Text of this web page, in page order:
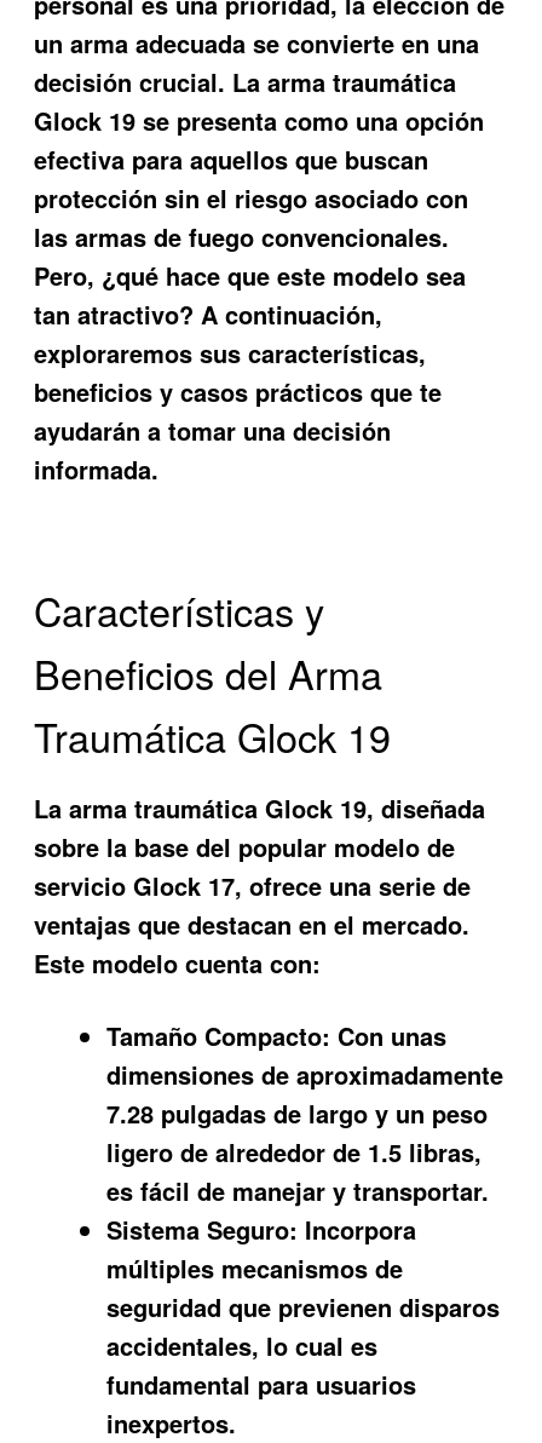
un arma adecuada se convierte en una
decisión crucial. Laarma traumática
Glock 19 se presenta como una opción
efectiva para aquellos que buscan
protección sin el riesgo asociado con
las armas de fuego convencionales.
Pero, ¿qué hace que este modelo sea
tan atractivo? A continuación,
exploraremos sus características,
beneficios y casos prácticos que te
ayudarán a tomar una decisión
informada.
Características y
Beneficios del Arma
Traumática Glock 19
Laarma traumática Glock 19, diseñada
sobre la base del popular modelo de
servicio Glock 17, ofrece una serie de
ventajas que destacan en el mercado.
Este modelo cuenta con:
Tamaño Compacto: Con unas
dimensiones de aproximadamente
7.28 pulgadas de largo y un peso
ligero de alrededor de 1.5 libras,
es fácil de manejar y transportar.
Sistema Seguro: Incorpora
múltiples mecanismos de
seguridad que previenen disparos
accidentales, lo cual es
fundamental para usuarios
inexpertos.